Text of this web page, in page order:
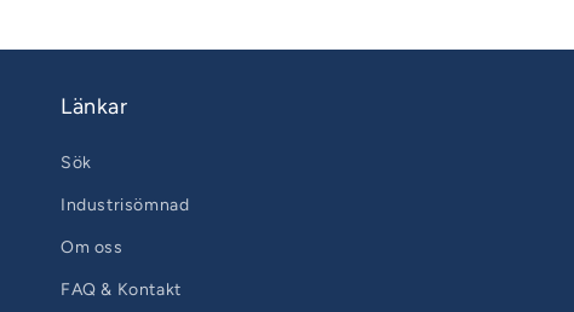
Länkar
Sök
Industrisömnad
Om oss
FAQ & Kontakt